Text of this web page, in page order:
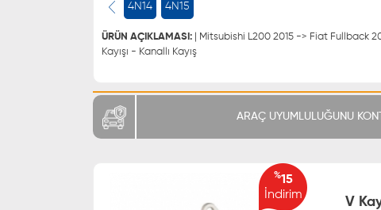
4N14 4N15
ÜRÜN AÇIKLAMASI: | Mitsubishi L200 2015 -> Fiat Fullback
Kayışı - Kanallı Kayış
ARAÇ UYUMLULUĞUNU
%15
İndirim
V